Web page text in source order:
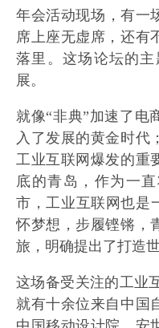
年会活动现场，有
席上座无虚席，还有
落里。这场论坛的
展。
就像“非典”加速了电
入了发展的黄金时代
工业互联网爆发的重
底的青岛，作为一
市，工业互联网也是
怀梦想，步履铿锵，
旅，明确提出了打造
这场备受关注的工业
就有十余位来自中国